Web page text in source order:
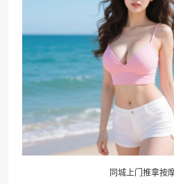
同城上门推拿按